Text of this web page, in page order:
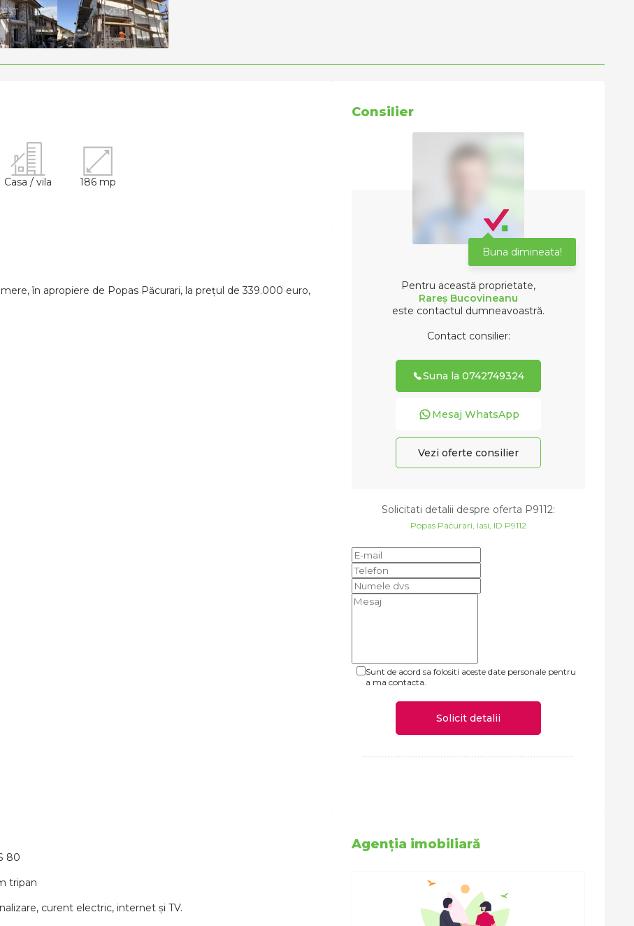
Casa / vila 186 mp
în apropiere de Popas Păcurari, la prețul de 339.000 euro,
80
tripan
curent electric, internet și TV.
Consilier
Buna dimineata!
Pentru această proprietate,
Rareș Bucovineanu
este contactul dumneavoastră.
Contact consilier:
Suna la 0742749324
Mesaj WhatsApp
Vezi oferte consilier
Solicitati detalii despre oferta P9112:
Popas Pacurari, Iasi, ID P9112
Sunt de acord sa folositi aceste date personale pentru
a ma contacta.
Solicit detalii
Agenția imobiliară